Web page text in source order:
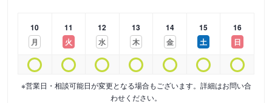
10
月
11
火
12
水
13
木
14
金
15
土
16
日
※営業日・相談可能日が変更となる場合もございます。詳細はお問い合
わせください。